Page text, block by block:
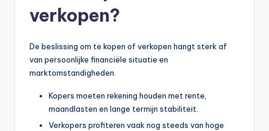
verkopen?
De beslissing om te kopen of verkopen hangt sterk af
van persoonlijke financiële situatie en
marktomstandigheden.
Kopers moeten rekening houden met rente,
maandlasten en lange termijn stabiliteit.
Verkopers profiteren vaak nog steeds van hoge